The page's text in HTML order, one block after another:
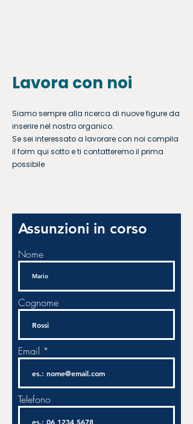
Lavora con noi
Siamo sempre alla ricerca di nuove figure da
inserire nel nostro organico.
Se sei interessato a lavorare con noi compila
il form qui sotto e ti contatteremo il prima
possibile
Assunzioni in corso
Nome
Cognome
Email
Telefono